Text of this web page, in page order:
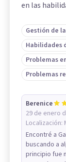
en las
Gestión de
Habilidades
Problemas
Problemas
Berenice
29 de enero
Localización:
Encontré a
buscando a
principio fue